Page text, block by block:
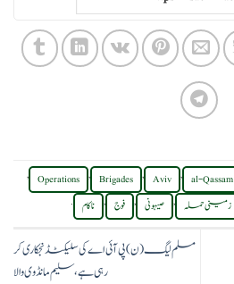
al-Qassam
,
Aviv
,
Brigades
,
Operations
,
زمینی حملہ , صیہونی , فوج , ناکام .
مسلم لیگ (ن) پی آئی اے کی سلیکٹڈ نجکاری کر
رہی ہے، سلیم مانڈوی والا